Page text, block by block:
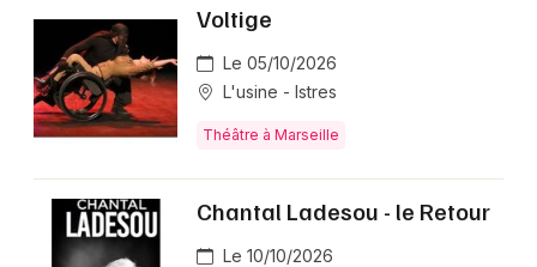
Voltige
Le 05/10/2026
L'usine - Istres
Théâtre à Marseille
Chantal Ladesou - le Retour
Le 10/10/2026